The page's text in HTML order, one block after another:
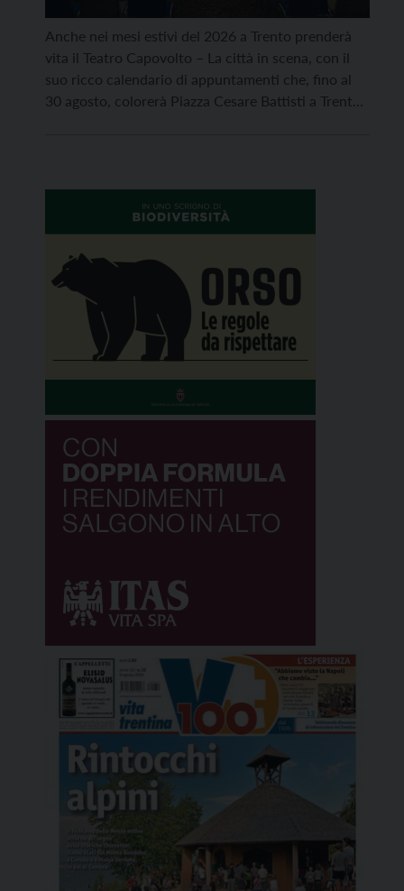
Anche nei mesi estivi del 2026 a Trento prenderà
vita il Teatro Capovolto – La città in scena, con il
suo ricco calendario di appuntamenti che, fino al
30 agosto, colorerà Piazza Cesare Battisti a Trento